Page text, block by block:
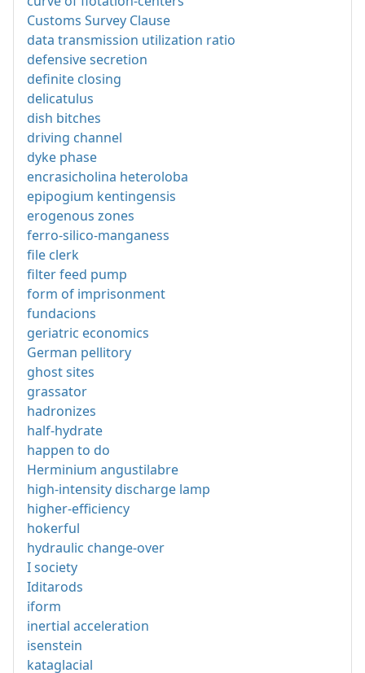
Customs Survey Clause
data transmission utilization ratio
defensive secretion
definite closing
delicatulus
dish bitches
driving channel
dyke phase
encrasicholina heteroloba
epipogium kentingensis
erogenous zones
ferro-silico-manganess
file clerk
filter feed pump
form of imprisonment
fundacions
geriatric economics
German pellitory
ghost sites
grassator
hadronizes
half-hydrate
happen to do
Herminium angustilabre
high-intensity discharge lamp
higher-efficiency
hokerful
hydraulic change-over
I society
Iditarods
iform
inertial acceleration
isenstein
kataglacial